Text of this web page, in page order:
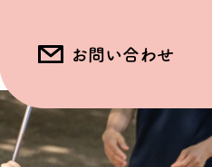
お問い合わせ